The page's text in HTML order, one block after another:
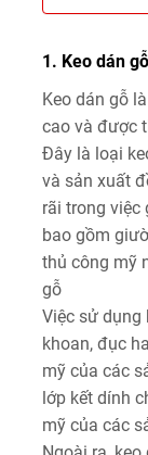
1. Keo dán
Keo dán gỗ
cao và được
Đây là loại
và sản xuất
rãi trong việc
bao gồm
thủ công mỹ
gỗ
Việc sử dụng
khoan, đục
mỹ của các
lớp kết dính
mỹ của các